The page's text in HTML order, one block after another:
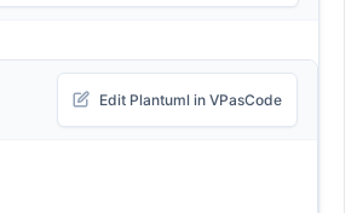
Edit Plantuml in VPasCode